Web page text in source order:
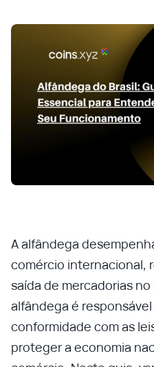
A alfândega
comércio internacional,
saída de mercadorias no
alfândega é
conformidade com as
proteger a economia